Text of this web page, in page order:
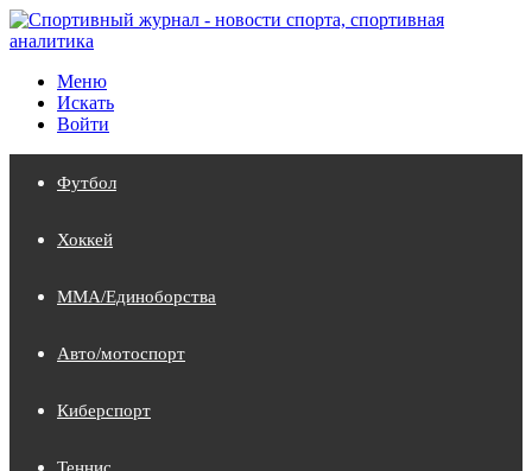
Меню
Искать
Войти
Футбол
Хоккей
MMA/Единоборства
Авто/мотоспорт
Киберспорт